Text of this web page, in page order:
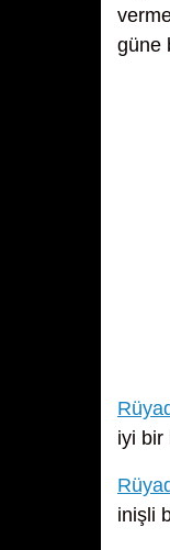
güne
iyi bir
inişli